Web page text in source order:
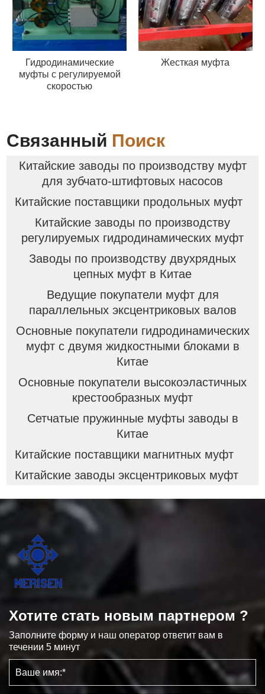
Гидродинамические
муфты с регулируемой
скоростью
Жесткая муфта
Связанный Поиск
Китайские заводы по производству муфт
для зубчато-штифтовых насосов
Китайские поставщики продольных муфт
Китайские заводы по производству
регулируемых гидродинамических муфт
Заводы по производству двухрядных
цепных муфт в Китае
Ведущие покупатели муфт для
параллельных эксцентриковых валов
Основные покупатели гидродинамических
муфт с двумя жидкостными блоками в
Китае
Основные покупатели высокоэластичных
крестообразных муфт
Сетчатые пружинные муфты заводы в
Китае
Китайские поставщики магнитных муфт
Китайские заводы эксцентриковых муфт
Хотите стать новым партнером ?
Заполните форму и наш оператор ответит вам в
течении 5 минут